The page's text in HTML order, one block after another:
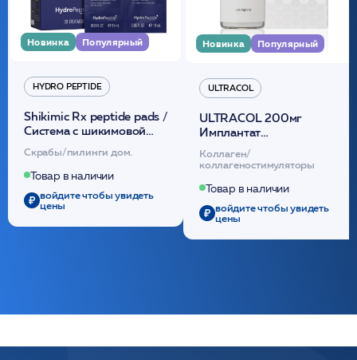
Новинка Популярный
HYDRO PEPTIDE
Shikimic Rx peptide pads /
Cистема с шикимовой
кислотой обновляющая
(30шт) /HP
Скрабы/пилинги дом.
Товар в наличии
войдите чтобы увидеть
цены
Новинка Популярный
ULTRACOL
ULTRACOL 200мг
Имплантат
внутридермальный,
стерильный на основе
полидиоксанона
/ULTRACOL
Коллаген/
коллагеностимуляторы
Товар в наличии
войдите чтобы увидеть
цены